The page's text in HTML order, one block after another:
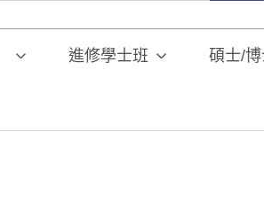
進修學士班 碩士/